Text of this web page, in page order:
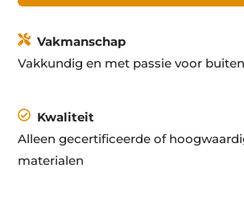
Vakmanschap
Vakkundig en met passie voor
Kwaliteit
Alleen gecertificeerde of
materialen